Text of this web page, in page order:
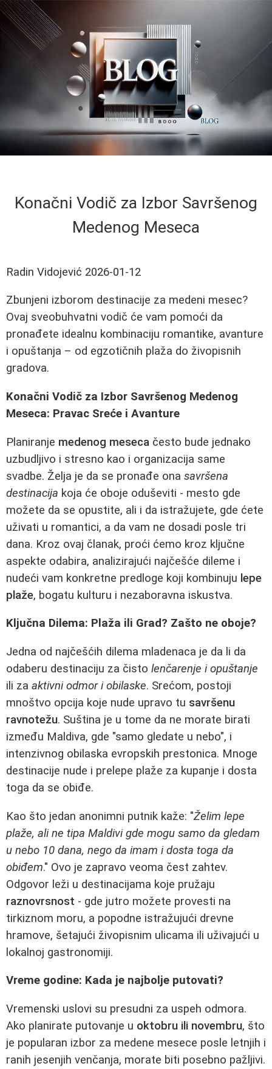
Konačni Vodič za Izbor Savršenog
Medenog Meseca
Radin Vidojević 2026-01-12
Zbunjeni izborom destinacije za medeni mesec?
Ovaj sveobuhvatni vodič će vam pomoći da
pronađete idealnu kombinaciju romantike, avanture
i opuštanja – od egzotičnih plaža do živopisnih
gradova.
Konačni Vodič za Izbor Savršenog Medenog
Meseca: Pravac Sreće i Avanture
Planiranje medenog meseca često bude jednako
uzbudljivo i stresno kao i organizacija same
svadbe. Želja je da se pronađe ona savršena
destinacija koja će oboje oduševiti - mesto gde
možete da se opustite, ali i da istražujete, gde ćete
uživati u romantici, a da vam ne dosadi posle tri
dana. Kroz ovaj članak, proći ćemo kroz ključne
aspekte odabira, analizirajući najčešće dileme i
nudeći vam konkretne predloge koji kombinuju lepe
plaže, bogatu kulturu i nezaboravna iskustva.
Ključna Dilema: Plaža ili Grad? Zašto ne oboje?
Jedna od najčešćih dilema mladenaca je da li da
odaberu destinaciju za čisto lenčarenje i opuštanje
ili za aktivni odmor i obilaske. Srećom, postoji
mnoštvo opcija koje nude upravo tu savršenu
ravnotežu. Suština je u tome da ne morate birati
između Maldiva, gde "samo gledate u nebo", i
intenzivnog obilaska evropskih prestonica. Mnoge
destinacije nude i prelepe plaže za kupanje i dosta
toga da se obiđe.
Kao što jedan anonimni putnik kaže: "Želim lepe
plaže, ali ne tipa Maldivi gde mogu samo da gledam
u nebo 10 dana, nego da imam i dosta toga da
obiđem." Ovo je zapravo veoma čest zahtev.
Odgovor leži u destinacijama koje pružaju
raznovrsnost - gde jutro možete provesti na
tirkiznom moru, a popodne istražujući drevne
hramove, šetajući živopisnim ulicama ili uživajući u
lokalnoj gastronomiji.
Vreme godine: Kada je najbolje putovati?
Vremenski uslovi su presudni za uspeh odmora.
Ako planirate putovanje u oktobru ili novembru, što
je popularan izbor za medene mesece posle letnjih i
ranih jesenjih venčanja, morate biti posebno pažljivi.